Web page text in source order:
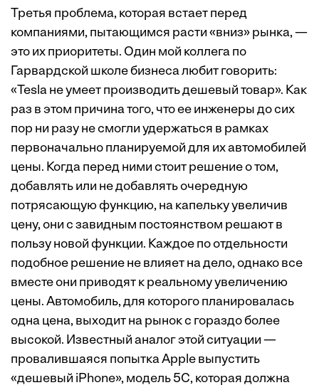
Третья проблема, которая встает перед
компаниями, пытающимся расти «вниз» рынка, —
это их приоритеты. Один мой коллега по
Гарвардской школе бизнеса любит говорить:
«Tesla не умеет производить дешевый товар». Как
раз в этом причина того, что ее инженеры до сих
пор ни разу не смогли удержаться в рамках
первоначально планируемой для их автомобилей
цены. Когда перед ними стоит решение о том,
добавлять или не добавлять очередную
потрясающую функцию, на капельку увеличив
цену, они с завидным постоянством решают в
пользу новой функции. Каждое по отдельности
подобное решение не влияет на дело, однако все
вместе они приводят к реальному увеличению
цены. Автомобиль, для которого планировалась
одна цена, выходит на рынок с гораздо более
высокой. Известный аналог этой ситуации —
провалившаяся попытка Apple выпустить
«дешевый iPhone», модель 5С, которая должна